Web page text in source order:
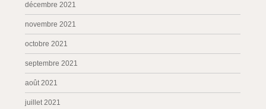
décembre 2021
novembre 2021
octobre 2021
septembre 2021
août 2021
juillet 2021